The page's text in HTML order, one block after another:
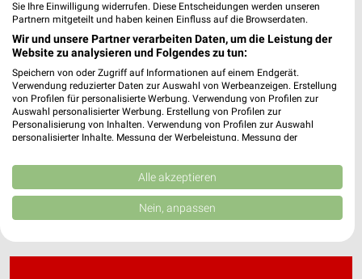
DocMorris Prospekte und Angebote
Douglas Wochenprospekt & Angebote für
Wolfsburg
Sie Ihre Einwilligung widerrufen. Diese Entscheidungen werden unseren
Partnern mitgeteilt und haben keinen Einfluss auf die Browserdaten.
Wir und unsere Partner verarbeiten Daten, um die Leistung der
Website zu analysieren und Folgendes zu tun:
Speichern von oder Zugriff auf Informationen auf einem Endgerät.
Verwendung reduzierter Daten zur Auswahl von Werbeanzeigen. Erstellung
von Profilen für personalisierte Werbung. Verwendung von Profilen zur
Auswahl personalisierter Werbung. Erstellung von Profilen zur
Personalisierung von Inhalten. Verwendung von Profilen zur Auswahl
personalisierter Inhalte. Messung der Werbeleistung. Messung der
Kombinationen von Daten aus verschiedenen Quellen. Entwicklung und
Verbesserung der Angebote. Verwendung reduzierter Daten zur Auswahl
von Inhalten.
Daten können außerhalb der Europäischen Union weitergegeben und in die
USA gesendet werden.
Website/App.
Alle akzeptieren
Nein, anpassen